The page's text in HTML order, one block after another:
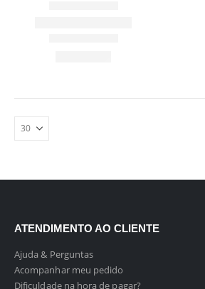
ATENDIMENTO AO CLIENTE
Ajuda & Perguntas
Acompanhar meu pedido
Dificuldade na hora de pagar?